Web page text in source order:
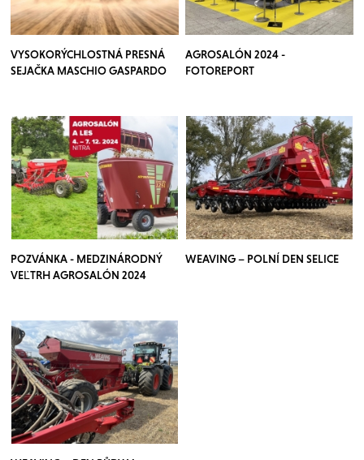
VYSOKORÝCHLOSTNÁ PRESNÁ
SEJAČKA MASCHIO GASPARDO
AGROSALÓN 2024 -
FOTOREPORT
POZVÁNKA - MEDZINÁRODNÝ
VEĽTRH AGROSALÓN 2024
WEAVING – POLNÍ DEN SELICE